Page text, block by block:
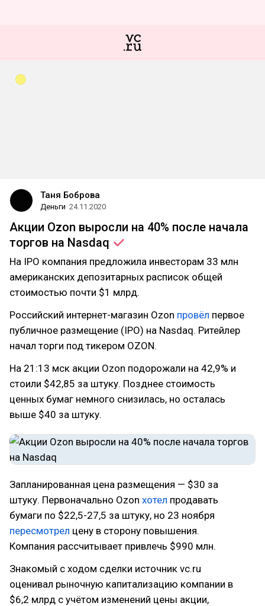
Таня Боброва
Деньги 24.11.2020
Акции Ozon выросли на 40% после начала
торгов на Nasdaq
На IPO компания предложила инвесторам 33 млн
американских депозитарных расписок общей
стоимостью почти $1 млрд.
Российский интернет-магазин Ozon провёл первое
публичное размещение (IPO) на Nasdaq. Ритейлер
начал торги под тикером OZON.
На 21:13 мск акции Ozon подорожали на 42,9% и
стоили $42,85 за штуку. Позднее стоимость
ценных бумаг немного снизилась, но осталась
выше $40 за штуку.
Запланированная цена размещения — $30 за
штуку. Первоначально Ozon хотел продавать
бумаги по $22,5-27,5 за штуку, но 23 ноября
пересмотрел цену в сторону повышения.
Компания рассчитывает привлечь $990 млн.
Знакомый с ходом сделки источник vc.ru
оценивал рыночную капитализацию компании в
$6,2 млрд с учётом изменений цены акции,